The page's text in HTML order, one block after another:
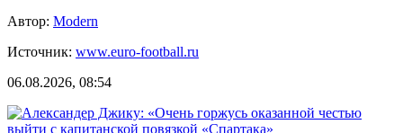
Автор: Modern
Источник: www.euro-football.ru
06.08.2026, 08:54